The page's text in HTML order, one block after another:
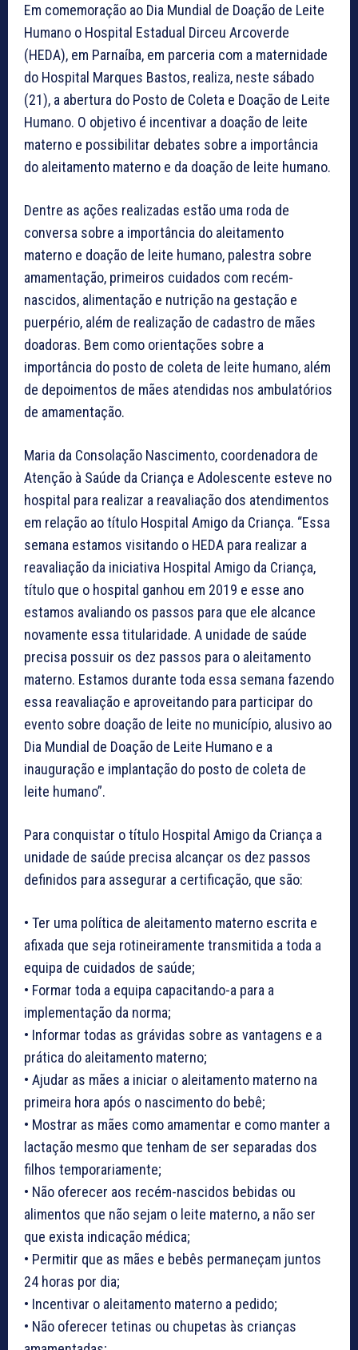
Em comemoração ao Dia Mundial de Doação de Leite
Humano o Hospital Estadual Dirceu Arcoverde
(HEDA), em Parnaíba, em parceria com a maternidade
do Hospital Marques Bastos, realiza, neste sábado
(21), a abertura do Posto de Coleta e Doação de Leite
Humano. O objetivo é incentivar a doação de leite
materno e possibilitar debates sobre a importância
do aleitamento materno e da doação de leite humano.
Dentre as ações realizadas estão uma roda de
conversa sobre a importância do aleitamento
materno e doação de leite humano, palestra sobre
amamentação, primeiros cuidados com recém-
nascidos, alimentação e nutrição na gestação e
puerpério, além de realização de cadastro de mães
doadoras. Bem como orientações sobre a
importância do posto de coleta de leite humano, além
de depoimentos de mães atendidas nos ambulatórios
de amamentação.
Maria da Consolação Nascimento, coordenadora de
Atenção à Saúde da Criança e Adolescente esteve no
hospital para realizar a reavaliação dos atendimentos
em relação ao título Hospital Amigo da Criança. “Essa
semana estamos visitando o HEDA para realizar a
reavaliação da iniciativa Hospital Amigo da Criança,
título que o hospital ganhou em 2019 e esse ano
estamos avaliando os passos para que ele alcance
novamente essa titularidade. A unidade de saúde
precisa possuir os dez passos para o aleitamento
materno. Estamos durante toda essa semana fazendo
essa reavaliação e aproveitando para participar do
evento sobre doação de leite no município, alusivo ao
Dia Mundial de Doação de Leite Humano e a
inauguração e implantação do posto de coleta de
leite humano”.
Para conquistar o título Hospital Amigo da Criança a
unidade de saúde precisa alcançar os dez passos
definidos para assegurar a certificação, que são:
• Ter uma política de aleitamento materno escrita e
afixada que seja rotineiramente transmitida a toda a
equipa de cuidados de saúde;
• Formar toda a equipa capacitando-a para a
implementação da norma;
• Informar todas as grávidas sobre as vantagens e a
prática do aleitamento materno;
• Ajudar as mães a iniciar o aleitamento materno na
primeira hora após o nascimento do bebê;
• Mostrar as mães como amamentar e como manter a
lactação mesmo que tenham de ser separadas dos
filhos temporariamente;
• Não oferecer aos recém-nascidos bebidas ou
alimentos que não sejam o leite materno, a não ser
que exista indicação médica;
• Permitir que as mães e bebês permaneçam juntos
24 horas por dia;
• Incentivar o aleitamento materno a pedido;
• Não oferecer tetinas ou chupetas às crianças